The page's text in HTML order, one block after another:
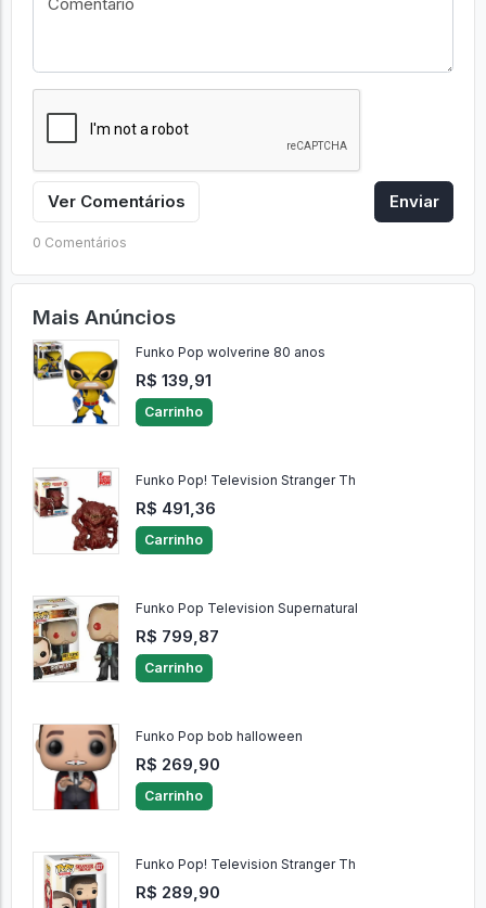
Ver Comentários
0 Comentários
Mais Anúncios
Funko Pop wolverine 80 anos
R$ 139,91
Funko Pop! Television Stranger Th
R$ 491,36
Funko Pop Television Supernatural
R$ 799,87
Funko Pop bob halloween
R$ 269,90
Funko Pop! Television Stranger Th